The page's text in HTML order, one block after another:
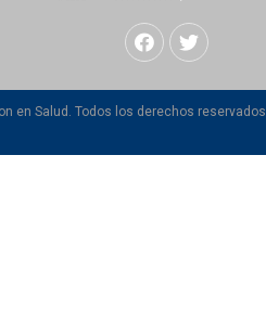
en Salud. Todos los derechos reservados.